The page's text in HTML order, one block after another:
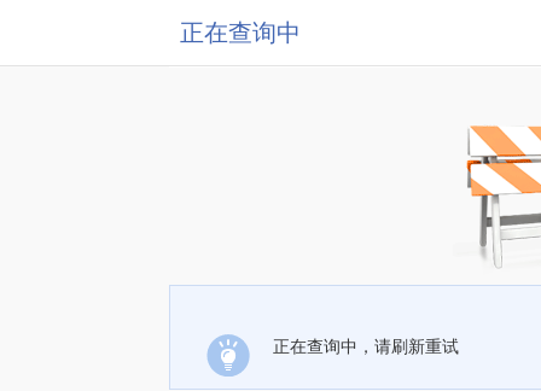
正在查询中
正在查询中，请刷新重试